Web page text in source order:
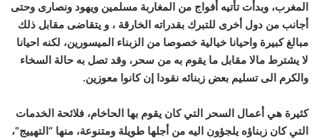
المغرب، وبدأت تأتيه أفواج من المغاربة مسلمين ويهود ونصارى وحتى
أجانب من دول أخرى للتبرك بقدراته الخارقة ، و يتقاضى مقابل ذلك
مبالغ كبيرة واحيانا خيالية خصوصا من الزبناء الميسورين، لكنه احيانا
لا يشترط مالا مقابل ما يقوم به من سحر، وقد تصل به حالة السخاء
والكرم الى تسليم بعض زبنائه نقودا إن كانوا معوزين.
كثيرة هي أعمال السحر التي كان يقوم بها الحاخام، فلائحة الخدمات
التي كان زبناؤه يلجؤون اليه من أجلها طويلة ومتنوعة، منها “التهييج”،